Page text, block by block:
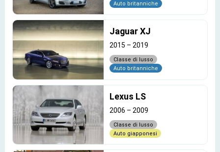
Auto britanniche
Jaguar XJ
2015 – 2019
Classe di lusso
Auto britanniche
Lexus LS
2006 – 2009
Classe di lusso
Auto giapponesi